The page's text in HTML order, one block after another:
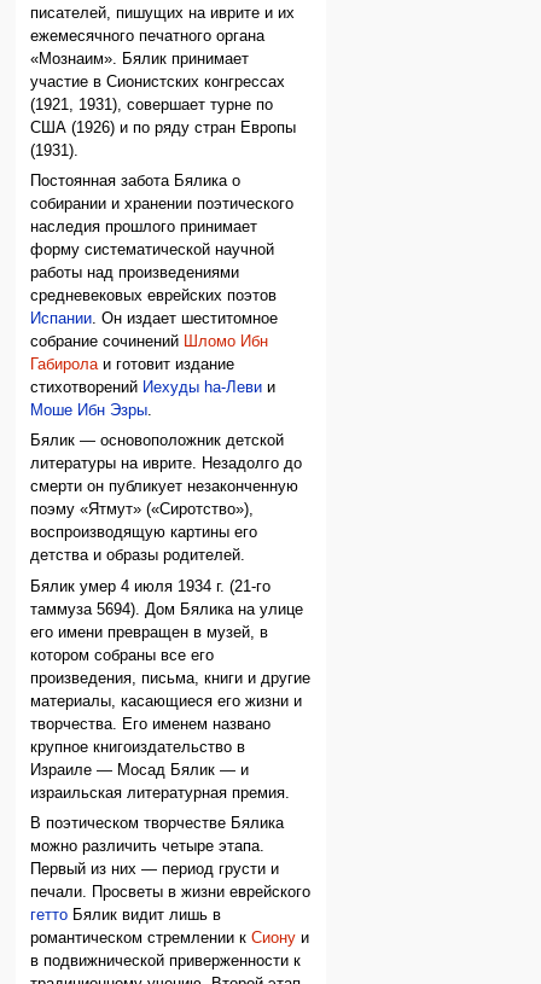
писателей, пишущих на иврите и их
ежемесячного печатного органа
«Мознаим». Бялик принимает
участие в Сионистских конгрессах
(1921, 1931), совершает турне по
США (1926) и по ряду стран Европы
(1931).
Постоянная забота Бялика о
собирании и хранении поэтического
наследия прошлого принимает
форму систематической научной
работы над произведениями
средневековых еврейских поэтов
Испании. Он издает шеститомное
собрание сочинений Шломо Ибн
Габиролаи готовит издание
стихотворений Иехуды hа-Леви и
Моше Ибн Эзры.
Бялик — основоположник детской
литературы на иврите. Незадолго до
смерти он публикует незаконченную
поэму «Ятмут» («Сиротство»),
воспроизводящую картины его
детства и образы родителей.
Бялик умер 4 июля 1934 г. (21-го
таммуза 5694). Дом Бялика на улице
его имени превращен в музей, в
котором собраны все его
произведения, письма, книги и другие
материалы, касающиеся его жизни и
творчества. Его именем названо
крупное книгоиздательство в
Израиле — Мосад Бялик — и
израильская литературная премия.
В поэтическом творчестве Бялика
можно различить четыре этапа.
Первый из них — период грусти и
печали. Просветы в жизни еврейского
гетто Бялик видит лишь в
романтическом стремлении кСиону и
в подвижнической приверженности к